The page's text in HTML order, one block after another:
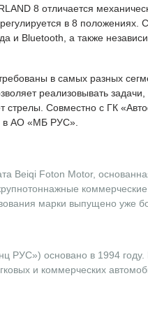
8 отличается
в 8
и Bluetooth, а также
в самых разных
реализовывать
стрелы. Совместно с ГК
в АО «МБ РУС».
Beiqi Foton Motor,
марки выпущено уже
основано в 1994
и коммерческих